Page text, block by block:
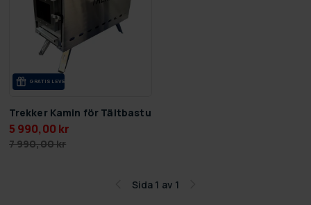
GRA­TIS LE­VE­RANS
Trekker Kamin för Tältbastu
5 990,00 kr
7 990,00 kr
Sida 1 av 1